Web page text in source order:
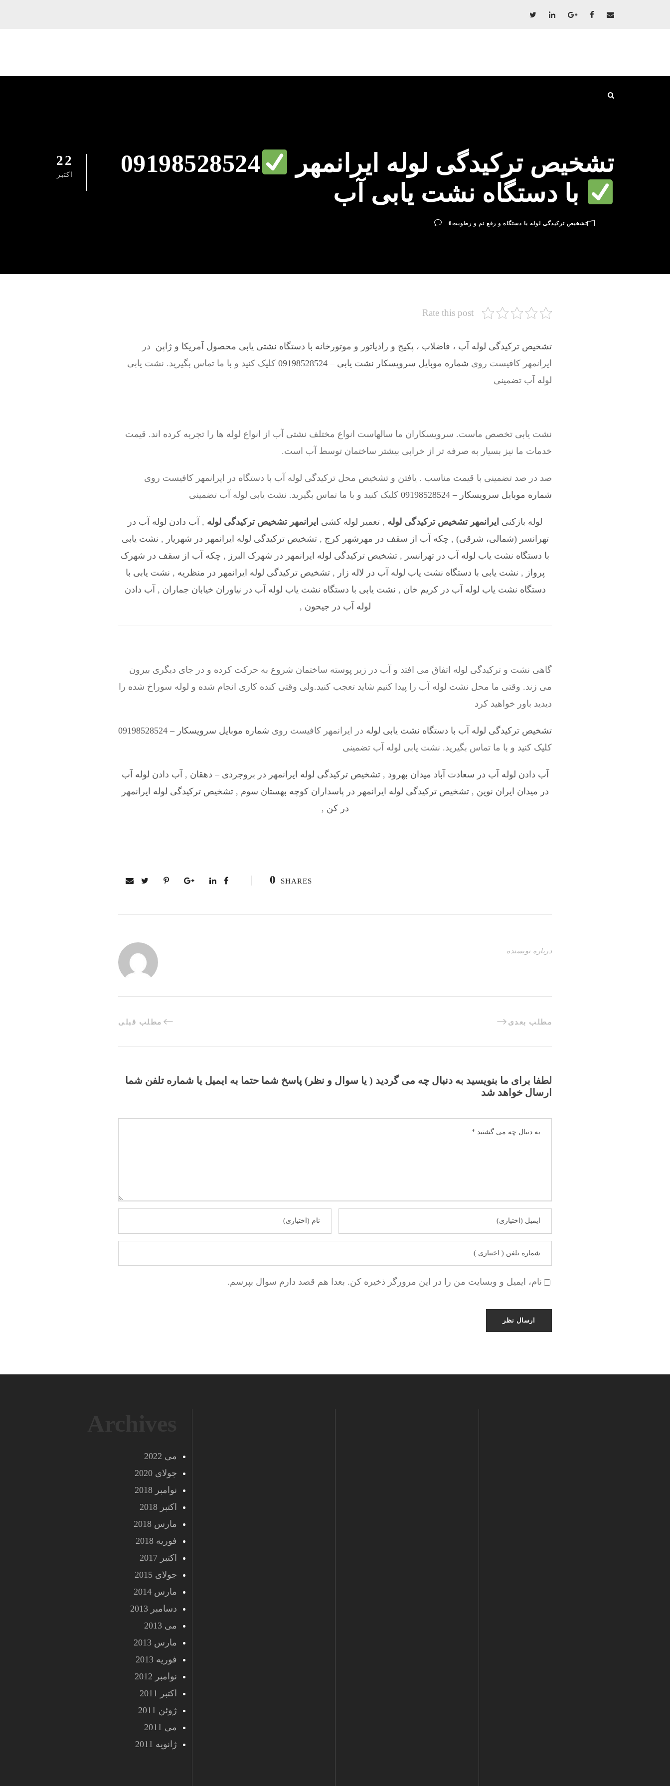
22
اکتبر تشخیص ترکیدگی لوله ایرانمهر
09198528524
با دستگاه نشت یابی آب
تشخیص ترکیدگی لوله با دستگاه و رفع نم و رطوبت0
Rate this post
تشخیص ترکیدگی لوله آب ، فاضلاب ، پکیج و رادیاتور و موتورخانه با دستگاه نشتی یابی محصول آمریکا و ژاپن در
ایرانمهر کافیست روی شماره موبایل سرویسکار نشت یابی – 09198528524
کلیک کنید و با ما تماس بگیرید. نشت یابی
لوله آب تضمینی
نشت یابی تخصص ماست. سرویسکاران ما سالهاست انواع مختلف نشتی آب از انواع لوله ها را تجربه کرده اند. قیمت
خدمات ما نیز بسیار به صرفه تر از خرابی بیشتر ساختمان توسط آب است.
صد در صد تضمینی با قیمت مناسب . یافتن و تشخیص محل ترکیدگی لوله آب با دستگاه در ایرانمهر کافیست روی
شماره موبایل سرویسکار – 09198528524
کلیک کنید و با ما تماس بگیرید. نشت یابی لوله آب تضمینی
لوله بازکنی ایرانمهر تشخیص ترکیدگی لوله , تعمیر لوله کشی ایرانمهر تشخیص ترکیدگی لوله , آب دادن لوله آب در
تهرانسر (شمالی، شرقی) , چکه آب از سقف در مهرشهر کرج ,تشخیص ترکیدگی لوله ایرانمهر در شهریار , نشت یابی
با دستگاه نشت یاب لوله آب در تهرانسر , تشخیص ترکیدگی لوله ایرانمهر در شهرک البرز , چکه آب از سقف در شهرک
پرواز , نشت یابی با دستگاه نشت یاب لوله آب در لاله زار ,تشخیص ترکیدگی لوله ایرانمهر در منظریه , نشت یابی با
دستگاه نشت یاب لوله آب در کریم خان , نشت یابی با دستگاه نشت یاب لوله آب در نیاوران خیابان جماران , آب دادن
لوله آب در جیحون ,
گاهی نشت و ترکیدگی لوله اتفاق می افتد و آب در زیر پوسته ساختمان شروع به حرکت کرده و در جای دیگری بیرون
می زند. وقتی ما محل نشت لوله آب را پیدا کنیم شاید تعجب کنید.ولی وقتی کنده کاری انجام شده و لوله سوراخ شده را
دیدید باور خواهید کرد
تشخیص ترکیدگی لوله آب با دستگاه نشت یابی لوله در ایرانمهر کافیست روی شماره موبایل سرویسکار – 09198528524
کلیک کنید و با ما تماس بگیرید. نشت یابی لوله آب تضمینی
آب دادن لوله آب در سعادت آباد میدان بهرود ,تشخیص ترکیدگی لوله ایرانمهر در بروجردی – دهقان , آب دادن لوله آب
در میدان ایران نوین ,تشخیص ترکیدگی لوله ایرانمهر در پاسداران کوچه بهستان سوم ,تشخیص ترکیدگی لوله ایرانمهر
در کن ,
0 SHARES
درباره نویسنده
مطلب قبلی مطلب بعدی
لطفا برای ما بنویسید به دنبال چه می گردید ( یا سوال و نظر) پاسخ شما حتما به ایمیل یا شماره تلفن شما
ارسال خواهد شد
نام، ایمیل و وبسایت من را در این مرورگر ذخیره کن. بعدا هم قصد دارم سوال بپرسم.
می 2022
جولای 2020
نوامبر 2018
اکتبر 2018
مارس 2018
فوریه 2018
اکتبر 2017
جولای 2015
مارس 2014
دسامبر 2013
می 2013
مارس 2013
فوریه 2013
نوامبر 2012
اکتبر 2011
ژوئن 2011
می 2011
ژانویه 2011